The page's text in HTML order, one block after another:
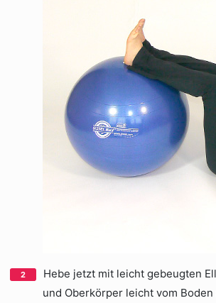
Hebe jetzt mit leicht gebeugten
und Oberkörper leicht vom Boden